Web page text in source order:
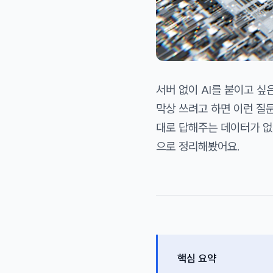
서버 없이 AI를 붙이고
막상 쓰려고 하면 이런 질
대로 답해주는 데이터가
으로 정리해봤어요.
핵심 요약